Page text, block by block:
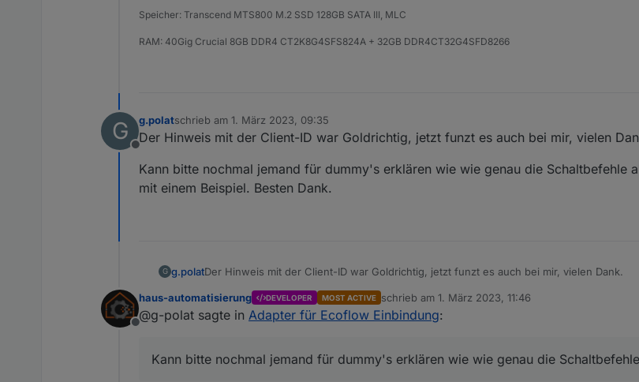
Speicher: Transcend MTS800 M.2 SSD 128GB SATA III, MLC
RAM: 40Gig Crucial 8GB DDR4 CT2K8G4SFS824A + 32GB DDR4CT32G4SFD8266
G
Offline
g.polatschrieb am 1. März 2023, 09:35
zuletzt editiert von
Der Hinweis mit der Client-ID war Goldrichtig, jetzt funzt es auch bei mir, vielen
Kann bitte nochmal jemand für dummy's erklären wie wie genau die Schaltbefehle
mit einem Beispiel. Besten Dank.
G g.polatDer Hinweis mit der Client-ID war Goldrichtig, jetzt funzt es auch bei mir, vielen Dank.
Kann bitte nochmal jemand für dummy's erklären wie wie genau die Schaltbefehle
Beispiel. Besten Dank.
Offline
haus-automatisierung DEVELOPER MOST ACTIVE schrieb am1. März 2023, 11:46
zuletzt editiert von
@g-polat sagte in Adapter für Ecoflow Einbindung:
Kann bitte nochmal jemand für dummy's erklären wie wie genau die